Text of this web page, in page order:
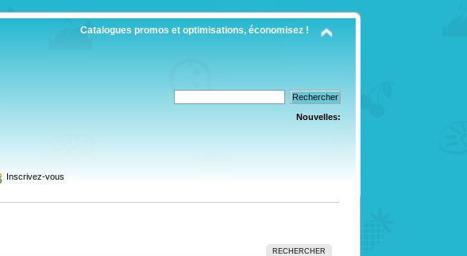
Catalogues promos et optimisations, économisez !
Nouvelles:
Inscrivez-vous
RECHERCHER